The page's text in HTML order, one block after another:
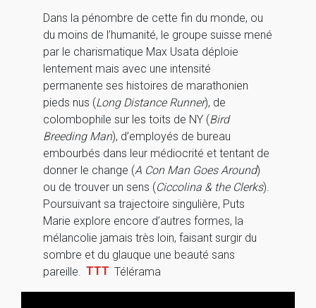
Dans la pénombre de cette fin du monde, ou
du moins de l’humanité, le groupe suisse mené
par le charismatique Max Usata déploie
lentement mais avec une intensité
permanente ses histoires de marathonien
pieds nus (Long Distance Runner), de
colombophile sur les toits de NY (Bird
Breeding Man), d’employés de bureau
embourbés dans leur médiocrité et tentant de
donner le change (A Con Man Goes Around)
ou de trouver un sens (Ciccolina & the Clerks).
Poursuivant sa trajectoire singulière, Puts
Marie explore encore d’autres formes, la
mélancolie jamais très loin, faisant surgir du
sombre et du glauque une beauté sans
pareille.
TTT Télérama